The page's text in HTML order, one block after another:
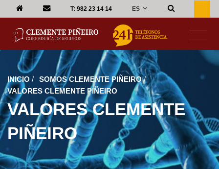
T: 982 23 14 14 ES
INICIO / SOMOS CLEMENTE PIÑEIRO /
VALORES CLEMENTE PIÑEIRO
VALORES CLEMENTE
PIÑEIRO